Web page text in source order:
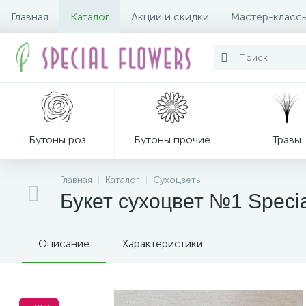
Главная Каталог Акции и скидки Мастер-
Бутоны роз Бутоны прочие Травы
Главная Каталог Сухоцветы
Букет сухоцвет №1
Описание Характеристики